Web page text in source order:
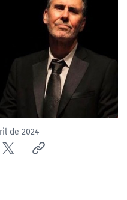
de 2024